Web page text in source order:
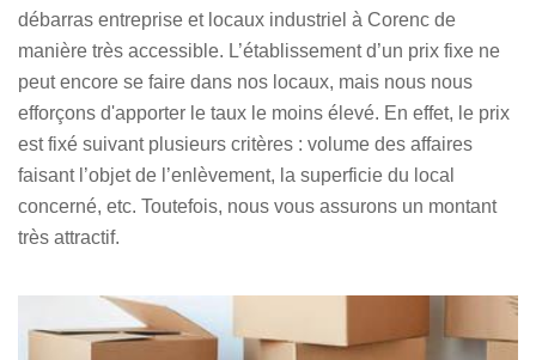
débarras entreprise et locaux industriel à Corenc de
manière très accessible. L’établissement d’un prix fixe ne
peut encore se faire dans nos locaux, mais nous nous
efforçons d'apporter le taux le moins élevé. En effet, le prix
est fixé suivant plusieurs critères : volume des affaires
faisant l’objet de l’enlèvement, la superficie du local
concerné, etc. Toutefois, nous vous assurons un montant
très attractif.